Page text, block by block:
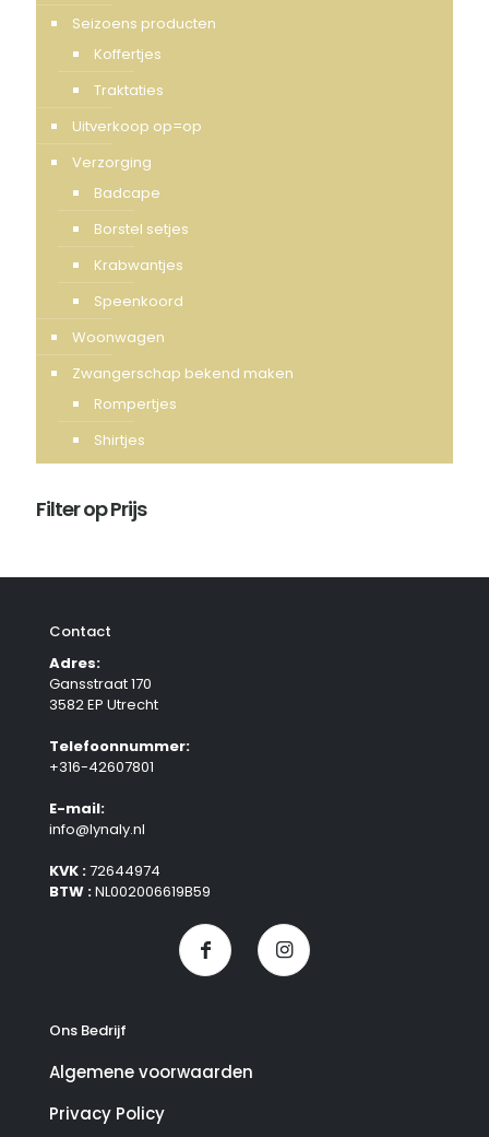
Seizoens producten
Koffertjes
Traktaties
Uitverkoop op=op
Verzorging
Badcape
Borstel setjes
Krabwantjes
Speenkoord
Woonwagen
Zwangerschap bekend maken
Rompertjes
Shirtjes
Filter op Prijs
Contact
Adres:
Gansstraat 170
3582 EP Utrecht
Telefoonnummer:
+316-42607801
E-mail:
info@lynaly.nl
KVK :72644974
BTW :NL002006619B59
Ons Bedrijf
Algemene voorwaarden
Privacy Policy